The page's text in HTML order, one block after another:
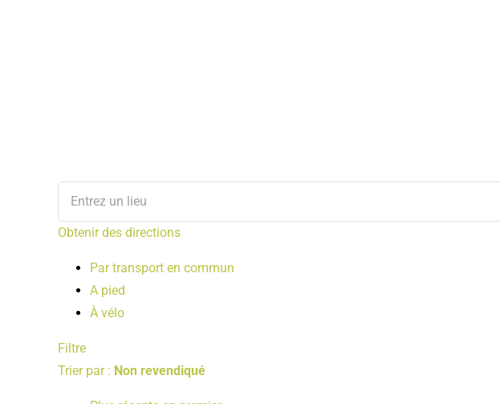
Obtenir des directions
Par transport en commun
A pied
À vélo
Filtre
Trier par : Non revendiqué